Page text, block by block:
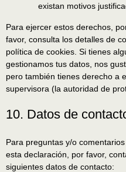
existan motivos
Para ejercer estos derechos,
favor, consulta los detalles de
política de cookies. Si tienes
gestionamos tus datos, nos
pero también tienes derecho a
supervisora (la autoridad de
10. Datos de
Para preguntas y/o
esta declaración, por favor,
siguientes datos de contacto: